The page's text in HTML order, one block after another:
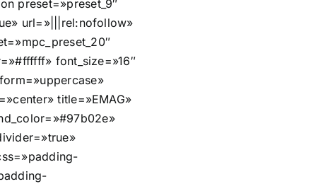
preset=»preset_9″
url=»|||rel:nofollow»
font_size=»16″
title=»EMAG»